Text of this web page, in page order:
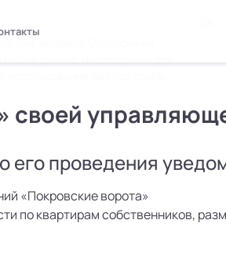
своей
его проведения
«Покровские ворота»
по квартирам собственников,
вы даёте
данных, необходимых для